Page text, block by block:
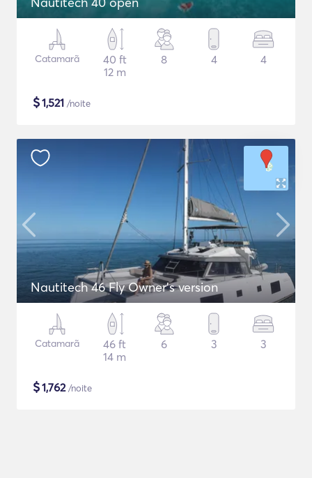
Catamarã
40 ft
12 m
8 4 4
$1,521 /noite
Nautitech 46 Fly Owner's version
Catamarã
46 ft
14 m
6 3 3
$1,762/noite